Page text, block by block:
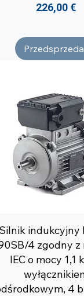
Cena
226,00 €
Silnik indukcyjny
4 zgodny z
IEC o mocy 1,1
4